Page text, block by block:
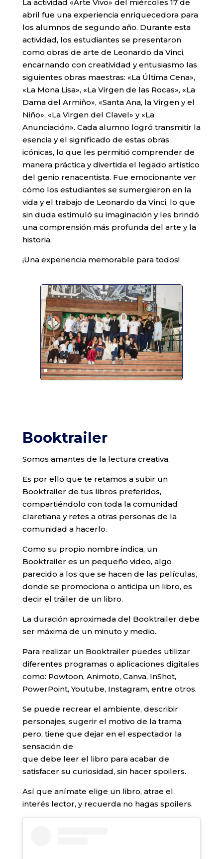
La actividad «Arte Vivo» del miércoles 17 de
abril fue una experiencia enriquecedora para
los alumnos de segundo año. Durante esta
actividad, los estudiantes se presentaron
como obras de arte de Leonardo da Vinci,
encarnando con creatividad y entusiasmo las
siguientes obras maestras: «La Última Cena»,
«La Mona Lisa», «La Virgen de las Rocas», «La
Dama del Armiño», «Santa Ana, la Virgen y el
Niño», «La Virgen del Clavel» y «La
Anunciación». Cada alumno logró transmitir la
esencia y el significado de estas obras
icónicas, lo que les permitió comprender de
manera práctica y divertida el legado artístico
del genio renacentista. Fue emocionante ver
cómo los estudiantes se sumergieron en la
vida y el trabajo de Leonardo da Vinci, lo que
sin duda estimuló su imaginación y les brindó
una comprensión más profunda del arte y la
historia.
¡Una experiencia memorable para todos!
Booktrailer
Somos amantes de la lectura creativa.
Es por ello que te retamos a subir un
Booktrailer de tus libros preferidos,
compartiéndolo con toda la comunidad
claretiana y retes a otras personas de la
comunidad a hacerlo.
Como su propio nombre indica, un
Booktrailer es un pequeño video, algo
parecido a los que se hacen de las películas,
donde se promociona o anticipa un libro, es
decir el tráiler de un libro.
La duración aproximada del Booktrailer debe
ser máxima de un minuto y medio.
Para realizar un Booktrailer puedes utilizar
diferentes programas o aplicaciones digitales
como: Powtoon, Animoto, Canva, InShot,
PowerPoint, Youtube, Instagram, entre otros.
Se puede recrear el ambiente, describir
personajes, sugerir el motivo de la trama,
pero, tiene que dejar en el espectador la
sensación de
que debe leer el libro para acabar de
satisfacer su curiosidad, sin hacer spoilers.
Así que anímate elige un libro, atrae el
interés lector, y recuerda no hagas spoilers.